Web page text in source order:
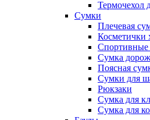
Термочехол
Сумки
Плечевая
Косметички
Спортивные
Сумка
Поясная
Сумки для
Рюкзаки
Сумка для
Сумка для